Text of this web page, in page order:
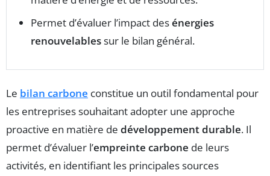
Permet d’évaluer l’impact desénergies
renouvelablessur le bilan général.
Le bilan carbone constitue un outil fondamental pour
les entreprises souhaitant adopter une approche
proactive en matière de développement durable. Il
permet d’évaluer l’empreinte carbone de leurs
activités, en identifiant les principales sources